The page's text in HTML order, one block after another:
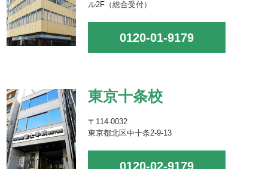
ル2F（総合受付）
0120-01-9179
東京十条校
〒114-0032
東京都北区中十条2-9-13
0120-02-9179